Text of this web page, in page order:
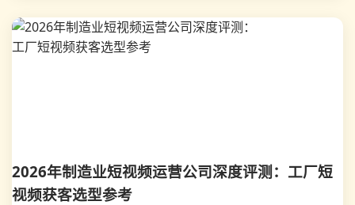
2026年制造业短视频运营公司深度评测：工厂短
视频获客选型参考